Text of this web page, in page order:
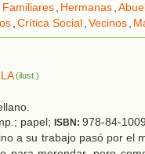
Familiares, Hermanas,
,Crítica Social,Vecinos,
(ilust.)
papel; ISBN: 978-84-
a su trabajo pasó por el